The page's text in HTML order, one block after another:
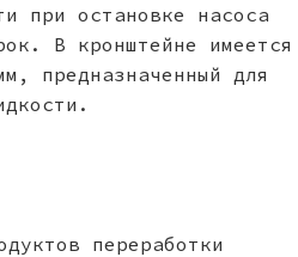
при остановке насоса
В кронштейне имеется
предназначенный для
переработки